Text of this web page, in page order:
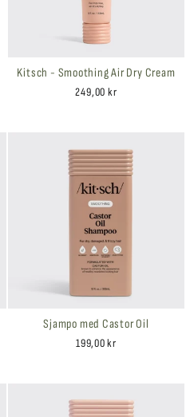
Kitsch - Smoothing Air Dry Cream
249,00 kr
Sjampo med Castor Oil
199,00 kr